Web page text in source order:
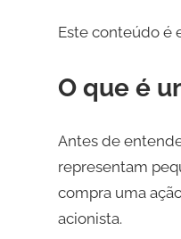
Este conteúdo é
O que é
Antes de
representam
compra uma
acionista.